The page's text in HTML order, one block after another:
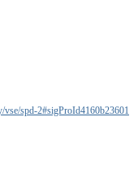
spd-2#sigProId4160b23601